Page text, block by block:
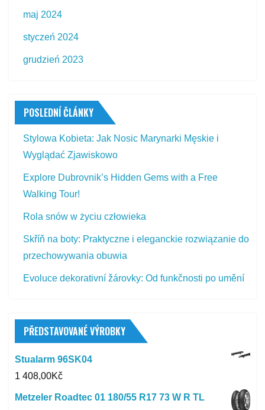
maj 2024
styczeń 2024
grudzień 2023
POSLEDNÍ ČLÁNKY
Stylowa Kobieta: Jak Nosic Marynarki Męskie i
Wyglądać Zjawiskowo
Explore Dubrovnik’s Hidden Gems with a Free
Walking Tour!
Rola snów w życiu człowieka
Skříň na boty: Praktyczne i eleganckie rozwiązanie do
przechowywania obuwia
Evoluce dekorativní žárovky: Od funkčnosti po umění
PŘEDSTAVOVANÉ VÝROBKY
Stualarm 96SK04
1 408,00Kč
Metzeler Roadtec 01 180/55 R17 73 W R TL